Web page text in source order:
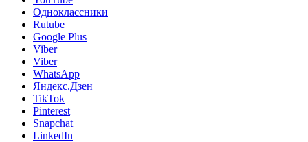
Одноклассники
Rutube
Google Plus
Viber
Viber
WhatsApp
Яндекс.Дзен
TikTok
Pinterest
Snapchat
LinkedIn